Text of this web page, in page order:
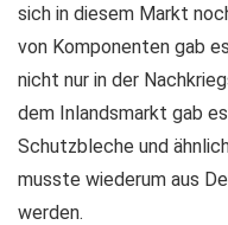
sich in diesem Markt
von Komponenten gab
nicht nur in der
dem Inlandsmarkt gab
Schutzbleche und
musste wiederum aus
werden.